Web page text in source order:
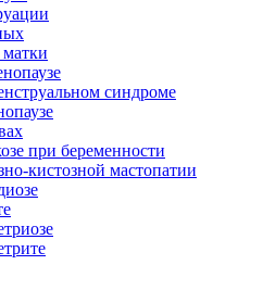
синдроме
при беременности
кистозной мастопатии